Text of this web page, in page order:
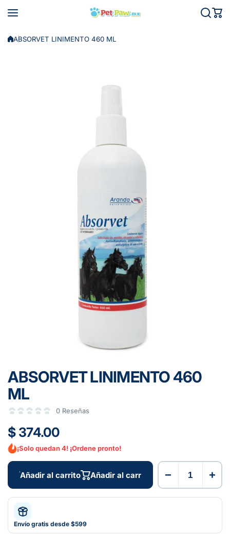
ABSORVET LINIMENTO 460 ML
ABSORVET LINIMENTO 460
ML
0 Reseñas
$ 374.00
¡Solo quedan 4! ¡Ordene pronto!
Añadir al carrito Añadir al carrito − +
Envío gratis desde $599